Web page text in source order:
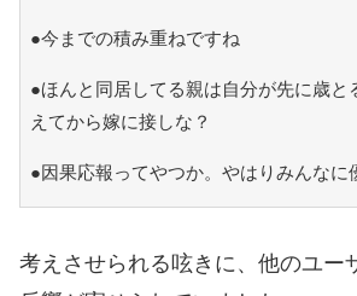
●今までの積み重ねですね
●ほんと同居してる親は自分が先に歳と
えてから嫁に接しな？
●因果応報ってやつか。やはりみんなに
考えさせられる呟きに、他のユー